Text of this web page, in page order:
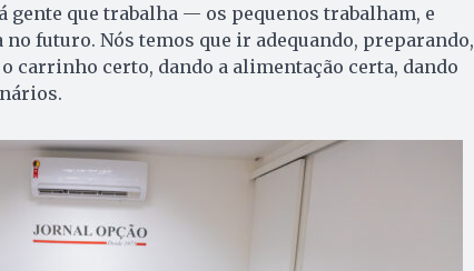
gente que trabalha — os pequenos trabalham, e
futuro. Nós temos que ir adequando, preparando,
carrinho certo, dando a alimentação certa, dando